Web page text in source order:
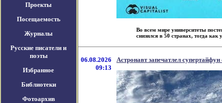
Проекты
Посещаемость
Журналы
Русские писатели и
поэты
Избранное
Библиотеки
Фотоархив
Во всем мире университеты
снизился в 50 странах, тогда как
06.08.2026
09:13
Астронавт запечатлел